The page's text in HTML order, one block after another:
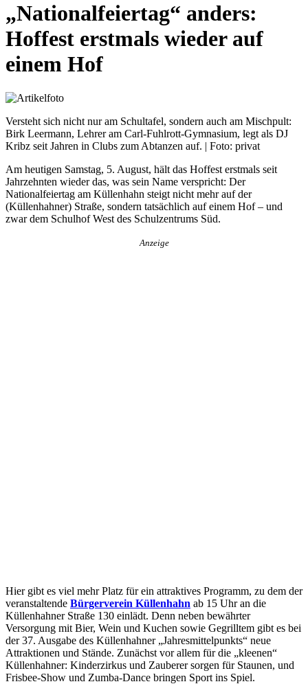
„Nationalfeiertag“ anders:
Hoffest erstmals wieder auf
einem Hof
Versteht sich nicht nur am Schultafel, sondern auch am Mischpult:
Birk Leermann, Lehrer am Carl-Fuhlrott-Gymnasium, legt als DJ
Kribz seit Jahren in Clubs zum Abtanzen auf. | Foto: privat
Am heutigen Samstag, 5. August, hält das Hoffest erstmals seit
Jahrzehnten wieder das, was sein Name verspricht: Der
Nationalfeiertag am Küllenhahn steigt nicht mehr auf der
(Küllenhahner) Straße, sondern tatsächlich auf einem Hof – und
zwar dem Schulhof West des Schulzentrums Süd.
Anzeige
Hier gibt es viel mehr Platz für ein attraktives Programm, zu dem der
veranstaltende Bürgerverein Küllenhahn ab 15 Uhr an die
Küllenhahner Straße 130 einlädt. Denn neben bewährter
Versorgung mit Bier, Wein und Kuchen sowie Gegrilltem gibt es bei
der 37. Ausgabe des Küllenhahner „Jahresmittelpunkts“ neue
Attraktionen und Stände. Zunächst vor allem für die „kleenen“
Küllenhahner: Kinderzirkus und Zauberer sorgen für Staunen, und
Frisbee-Show und Zumba-Dance bringen Sport ins Spiel.